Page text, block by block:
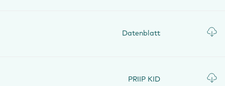
Datenblatt
PRIIP KID